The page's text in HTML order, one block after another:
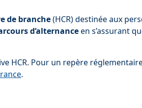
de branche(HCR) destinée aux
d’alternanceen s’assurant
HCR. Pour un repère
.